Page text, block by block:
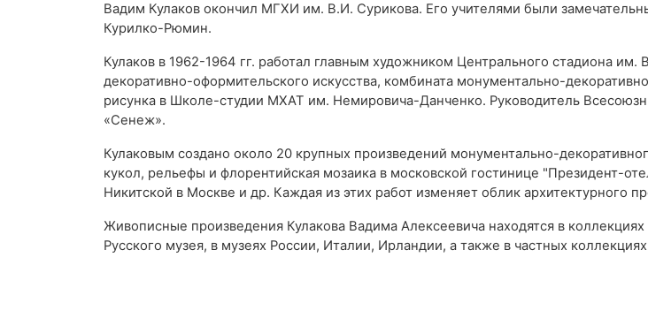
Вадим Кулаков окончил МГХИ им. В.И. Сурикова. Его учителями были
Курилко-Рюмин.
Кулаков в 1962-1964 гг. работал главным художником Центрального стадиона
декоративно-оформительского искусства, комбината монументально-
рисунка в Школе-студии МХАТ им. Немировича-Данченко. Руководитель
«Сенеж».
Кулаковым создано около 20 крупных произведений монументально-
кукол, рельефы и флорентийская мозаика в московской гостинице "Президент-
Никитской в Москве и др. Каждая из этих работ изменяет облик архитектурного
Живописные произведения Кулакова Вадима Алексеевича находятся в
Русского музея, в музеях России, Италии, Ирландии, а также в частных